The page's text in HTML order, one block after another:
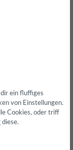
ein fluffiges
von Einstellungen.
Cookies, oder triff
diese.